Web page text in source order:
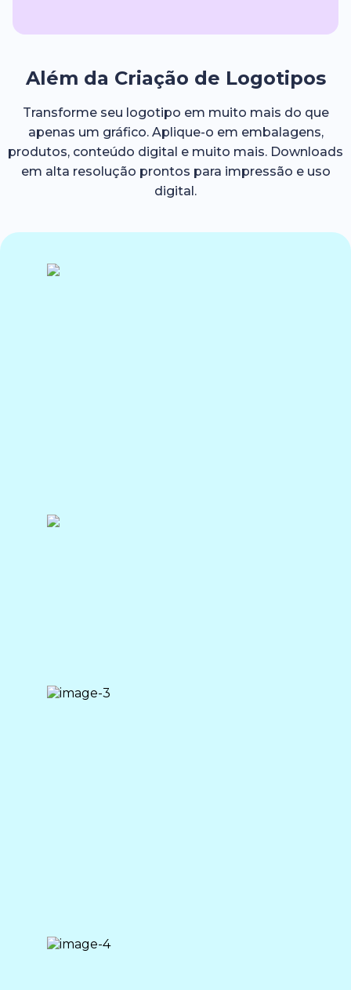
Além da Criação de Logotipos
Transforme seu logotipo em muito mais do que
apenas um gráfico. Aplique-o em embalagens,
produtos, conteúdo digital e muito mais. Downloads
em alta resolução prontos para impressão e uso
digital.